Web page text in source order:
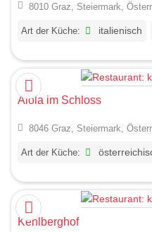
8010 Graz, Steiermark,
Art der Küche: italienisch
Aiola im Schloss
8046 Graz, Steiermark,
Art der Küche:
Kehlberghof